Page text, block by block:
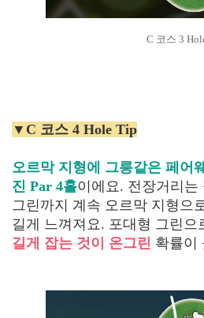
C 코스 3
▼C 코스 4 Hole Tip
오르막 지형에 그릉같은 페어
진 Par 4홀이에요. 전장거리
그린까지 계속 오르막 지형으
길게 느껴져요. 포대형 그린으
길게 잡는 것이 온그린 확률이